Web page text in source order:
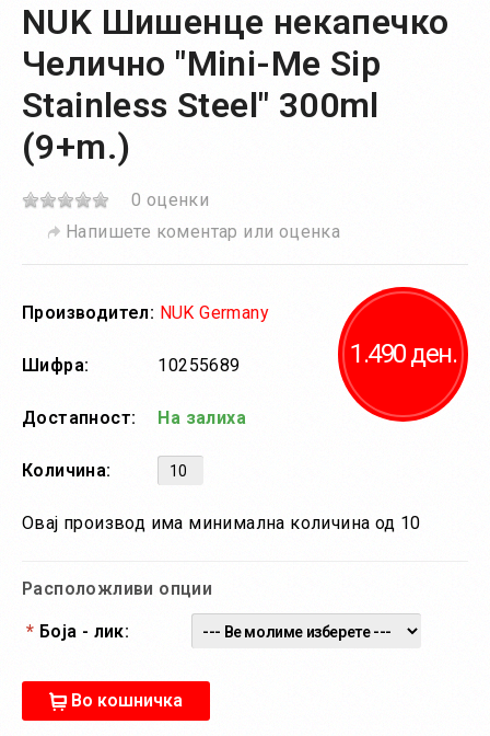
NUK Шишенце некапечко
Челично "Mini-Me Sip
Stainless Steel" 300ml
(9+m.)
0 оценки
Напишете коментар или оценка
1.490 ден.
Производител: NUK Germany
Шифра: 10255689
Достапност: На залиха
Количина:
Овај производ има минимална количина од 10
Расположливи опции
* Боја - лик:
Во кошничка